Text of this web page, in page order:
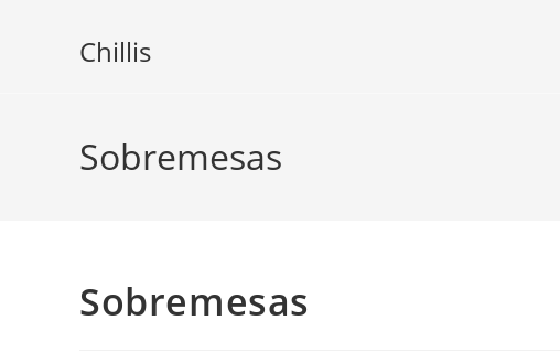
Chillis
Sobremesas
Sobremesas